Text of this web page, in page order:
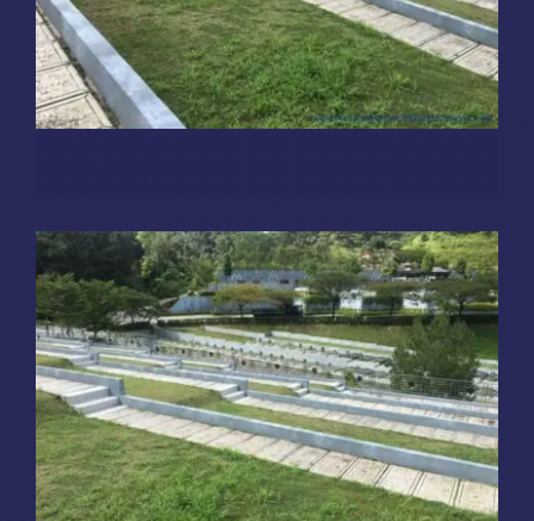
富贵山庄种子盛吉
Burial Plots FC 区 Sungai Lembu, Bukit Mertajam